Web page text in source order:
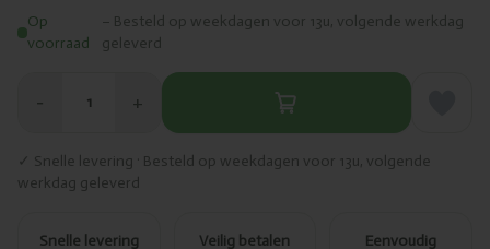
Op
voorraad
– Besteld op weekdagen voor 13u, volgende werkdag
geleverd
− 1 +
✓ Snelle levering · Besteld op weekdagen voor 13u, volgende
werkdag geleverd
Snelle levering Veilig betalen Eenvoudig